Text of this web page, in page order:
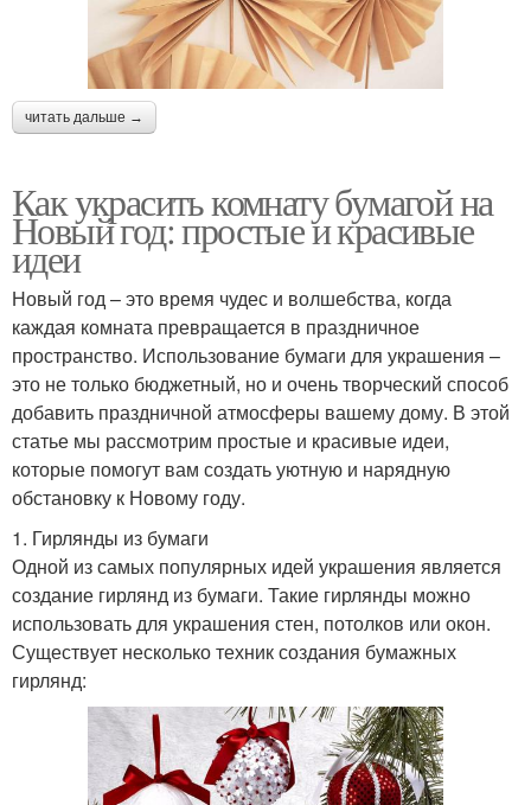
читать дальше →
Как украсить комнату бумагой на
Новый год: простые и красивые
идеи
Новый год – это время чудес и волшебства, когда
каждая комната превращается в праздничное
пространство. Использование бумаги для украшения –
это не только бюджетный, но и очень творческий способ
добавить праздничной атмосферы вашему дому. В этой
статье мы рассмотрим простые и красивые идеи,
которые помогут вам создать уютную и нарядную
обстановку к Новому году.
1. Гирлянды из бумаги
Одной из самых популярных идей украшения является
создание гирлянд из бумаги. Такие гирлянды можно
использовать для украшения стен, потолков или окон.
Существует несколько техник создания бумажных
гирлянд: